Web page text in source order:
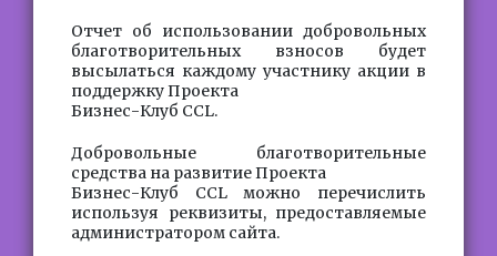
Отчет об использовании добровольных
благотворительных взносов будет
высылаться каждому участнику акции в
поддержку Проекта
Бизнес-Клуб CCL.
Добровольные благотворительные
средства на развитие Проекта
Бизнес-Клуб CCL можно перечислить
используя реквизиты, предоставляемые
администратором сайта.